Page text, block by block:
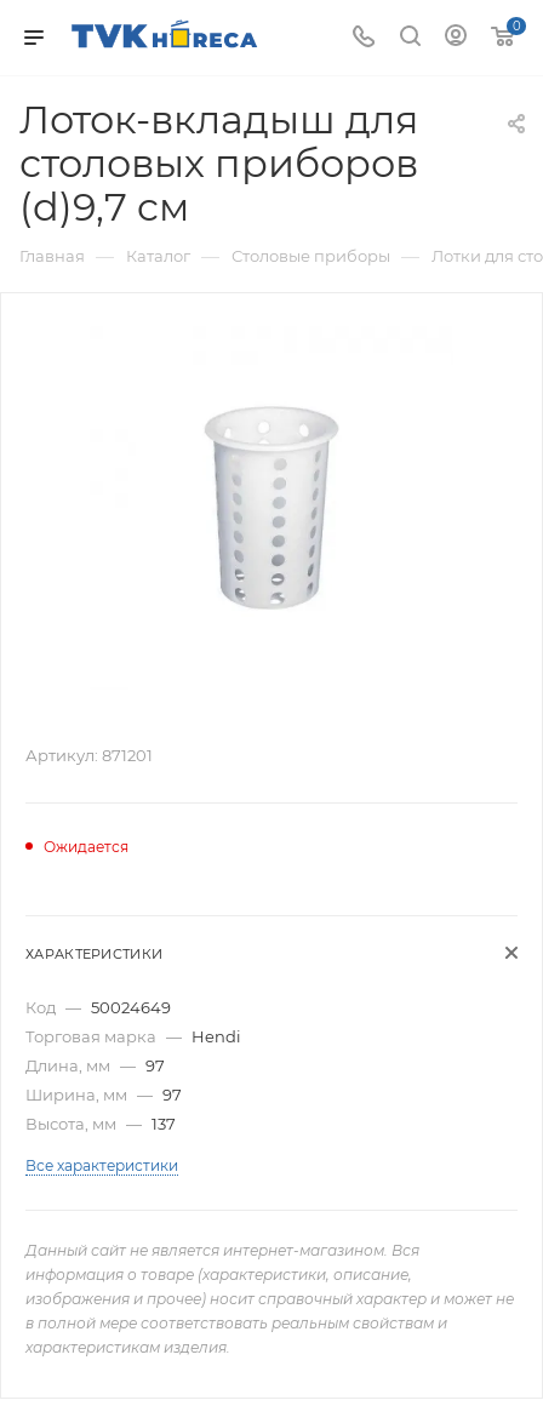
0
Лоток-вкладыш для
столовых приборов
(d)9,7 cм
Главная — Каталог — Столовые приборы — Лотки для
Артикул: 871201
Ожидается
ХАРАКТЕРИСТИКИ
Код — 50024649
Торговая марка — Hendi
Длина, мм — 97
Ширина, мм — 97
Высота, мм — 137
Все характеристики
Данный сайт не является интернет-магазином. Вся
информация о товаре (характеристики, описание,
изображения и прочее) носит справочный характер и может не
в полной мере соответствовать реальным свойствам и
характеристикам изделия.